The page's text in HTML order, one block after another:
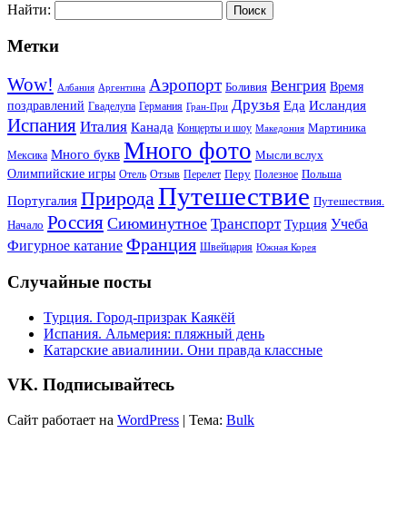
Найти:
Метки
Wow! Албания Аргентина Аэропорт Боливия Венгрия Время
поздравлений Гваделупа Германия Гран-При Друзья Еда Исландия
Испания Италия Канада Концерты и шоу Македония Мартиника
Мексика Много букв Много фото Мысли вслух
Олимпийские игры Отель Отзыв Перелет Перу Полезное Польша
Португалия ПриродаПутешествие Путешествия.
Начало Россия Сиюминутное Транспорт Турция Учеба
Фигурное катание Франция Швейцария Южная Корея
Случайные посты
Турция. Город-призрак Каякёй
Испания. Альмерия: пляжный день
Катарские авиалинии. Они правда классные
VK. Подписывайтесь
Сайт работает на WordPress | Тема: Bulk